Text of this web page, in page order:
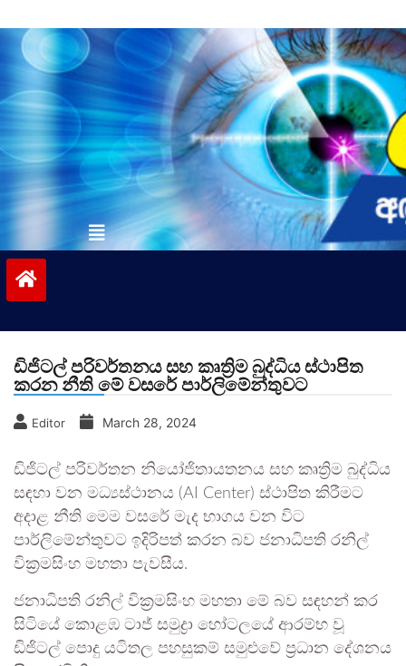
to
contentvinivida.lk
ඩිජිටල් පරිවර්තනය සහ කෘත්‍රිම බුද්ධිය ස්ථාපිත
කරන නීති මේ වසරේ පාර්ලිමේන්තුවට
Editor March 28, 2024
ඩිජිටල් පරිවර්තන නියෝජිතායතනය සහ කෘත්‍රිම බුද්ධිය
සඳහා වන මධ්‍යස්ථානය (AI Center) ස්ථාපිත කිරීමට
අදාළ නීති මෙම වසරේ මැද භාගය වන විට
පාර්ලිමේන්තුවට ඉදිරිපත් කරන බව ජනාධිපති රනිල්
වික්‍රමසිංහ මහතා පැවසීය.
ජනාධිපති රනිල් වික්‍රමසිංහ මහතා මේ බව සඳහන් කර
සිටියේ කොළඹ ටාජ් සමුද්‍රා හෝටලයේ ආරම්භ වූ
ඩිජිටල් පොදු යටිතල පහසුකම් සමුළුවේ ප්‍රධාන දේශනය